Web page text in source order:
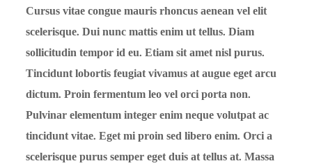
Cursus vitae congue mauris rhoncus aenean vel elit
scelerisque. Dui nunc mattis enim ut tellus. Diam
sollicitudin tempor id eu. Etiam sit amet nisl purus.
Tincidunt lobortis feugiat vivamus at augue eget arcu
dictum. Proin fermentum leo vel orci porta non.
Pulvinar elementum integer enim neque volutpat ac
tincidunt vitae. Eget mi proin sed libero enim. Orci a
scelerisque purus semper eget duis at tellus at. Massa